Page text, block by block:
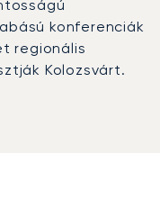
konferenciák
regionális
Kolozsvárt.
az Ön